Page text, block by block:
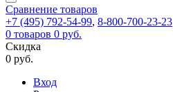
Запомнить
меня
Забыли
перейдя
по
которой
вы
новый
для
смены
пароля.
Сменить
пользовательского
соглашения
Сравнение товаров
+7 (495) 792-54-99, 8-800-700-23-23
0 товаров 0 руб.
Скидка
0 руб.
Вход